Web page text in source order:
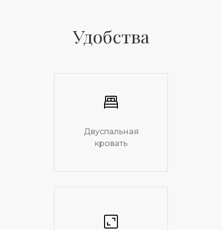
Удобства
Двуспальная
кровать